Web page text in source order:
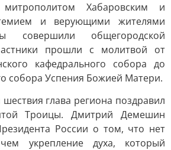
Хабаровским и
и верующими жителями
совершили общегородской
прошли с молитвой от
кафедрального собора до
собора Успения Божией Матери.
глава региона поздравил
Троицы. Дмитрий Демешин
России о том, что нет
укрепление духа, который